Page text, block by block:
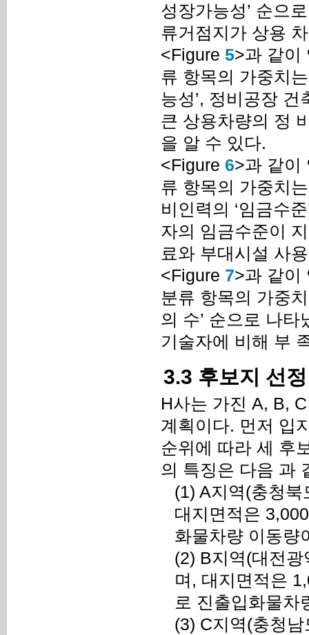
성장가능성’ 순으
류거점지가 상용
<Figure 5>과 같이
류 항목의 가중치
능성’, 정비공장 건
큰 상용차량의 정
을 알 수 있다.
<Figure 6>과 같이
류 항목의 가중치
비인력의 ‘임금수
자의 임금수준이
료와 부대시설 사
<Figure 7>과 같이
분류 항목의 가중
의 수’ 순으로 나
기술자에 비해 부
3.3 후보지 선정
H사는 가진 A, B,
계획이다. 먼저 입
순위에 따라 세 후
의 특징은 다음 과
(1) A지역(충청북
대지면적은
화물차량 이동량
(2) B지역(대전
며, 대지면적은
로 진출입화물차
(3) C지역(충청